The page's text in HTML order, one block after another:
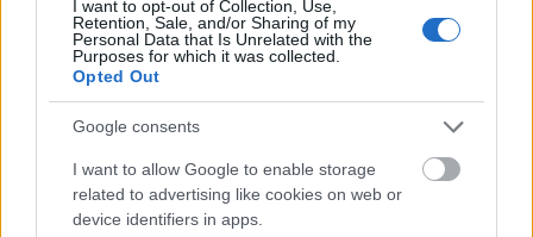
I want to opt-out of Collection, Use,
Retention, Sale, and/or Sharing of my
Personal Data that Is Unrelated with the
Purposes for which it was collected.
Opted Out
Google consents
I want to allow Google to enable storage
related to advertising like cookies on web or
device identifiers in apps.
ημέρα χωρίς οθόνες και τα κινητά να μένουν μακριά
από το τραπέζι την ώρα του φαγητού. Είναι πολύ
σημαντικό να υπάρχουνστιγμές αφιερωμένες
αποκλειστικά στη δια ζώσης επικοινωνία.
Αυτό που τα παιδιά έχουν πραγματική ανάγκη είναι
η αμέριστη προσοχή, η ουσιαστική επικοινωνία